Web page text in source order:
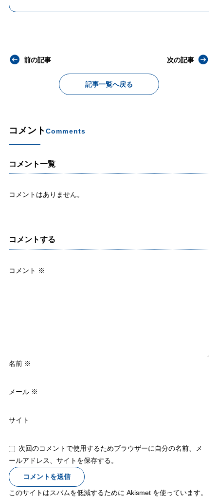
前の記事
記事一覧へ戻る
次の記事
コメントComments
コメント一覧
コメントはありません。
コメントする
コメント ※
名前 ※
メール ※
サイト
次回のコメントで使用するためブラウザーに自分の名前、メ
ールアドレス、サイトを保存する。
このサイトはスパムを低減するために Akismet を使っています。